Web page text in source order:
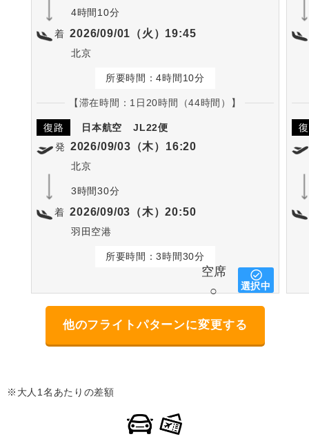
4時間10分
着 2026/09/01（火）19:45
北京
所要時間：4時間10分
【滞在時間：1日20時間（44時間）】
復路 日本航空
JL22便
発 2026/09/03（木）16:20
北京
3時間30分
着 2026/09/03（木）20:50
羽田空港
所要時間：3時間30分
空席
○
選択中
他のフライトパターンに変更する
※大人1名あたりの差額